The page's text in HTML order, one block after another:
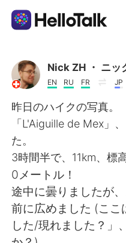
Dil Değişimi
AI Grammar
Türkçe
English
繁體中文
Nick ZH ・ ニッ
EN RU FR JP
昨日のハイクの写真。
「L'Aiguille de Mex」
た。
3時間半で、11km、標
0メートル！
途中に曇りましたが
前に広めました (ここ
した/現れました？」